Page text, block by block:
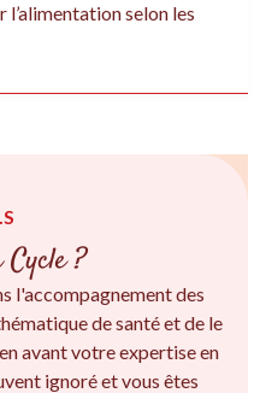
selon les
Cycle ?
l'accompagnement des
de santé et de le
avant votre expertise en
ignoré et vous êtes